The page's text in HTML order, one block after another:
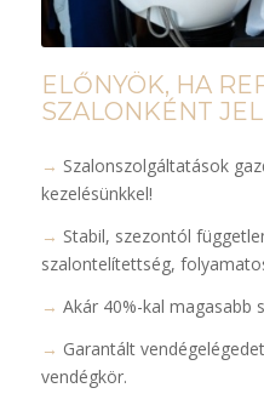
ELŐNYÖK, HA
SZALONKÉNT
→ Szalonszolgáltatások
kezelésünkkel!
→ Stabil, szezontól
szalontelítettség,
→ Akár 40%-kal magasabb
→ Garantált
vendégkör.